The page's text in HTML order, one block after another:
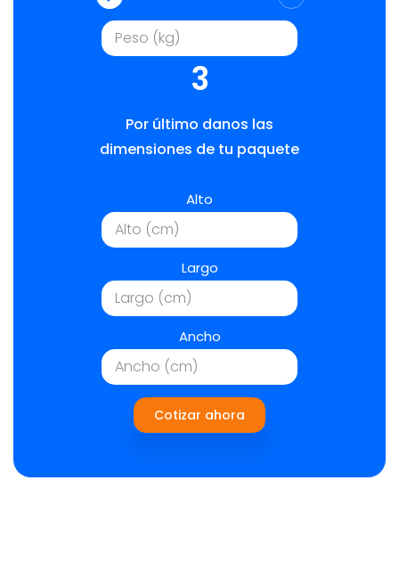
3
Por último danos las
dimensiones de tu paquete
Alto
Largo
Ancho
Cotizar ahora